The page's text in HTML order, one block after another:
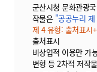
군산시청 문화관광
작물은 "공공누리
제 4 유형: 출처표시
출처표시
비상업적 이용만 가
변형 등 2차적 저작